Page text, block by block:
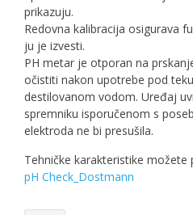
prikazuju.
Redovna kalibracija osigurava
ju je izvesti.
PH metar je otporan na
očistiti nakon upotrebe pod
destilovanom vodom. Uređaj
spremniku isporučenom s
elektroda ne bi presušila.
Tehničke karakteristike možete
pH Check_Dostmann